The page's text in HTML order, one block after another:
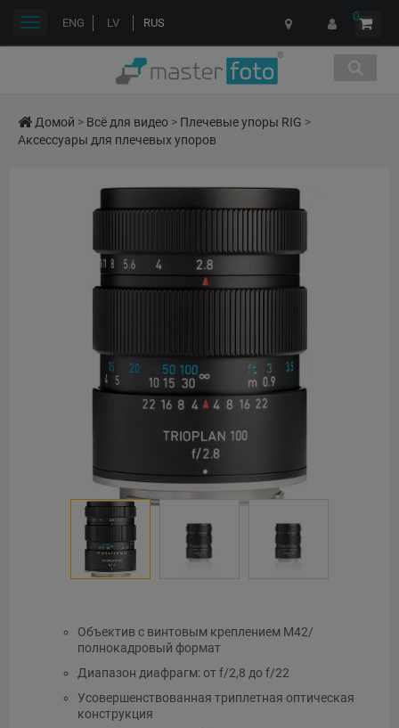
ENG LV RUS 0
Переключить
Домой > Всё для видео > Плечевые упоры RIG >
Аксессуары для плечевых упоров
Объектив с винтовым креплением M42/
полнокадровый формат
Диапазон диафрагм: от f/2,8 до f/22
Усовершенствованная триплетная оптическая
конструкция